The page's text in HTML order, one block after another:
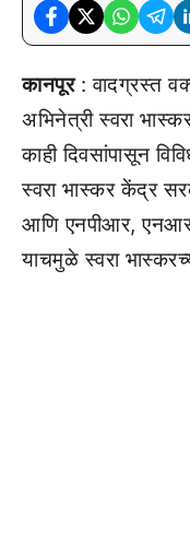
कानपूर: वादग्रस्त
अभिनेत्री स्वरा
काही दिवसांपासून
स्वरा भास्कर केंद्र
आणि एनपीआर,
याचमुळे स्वरा